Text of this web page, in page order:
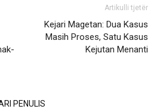
Artikulli tjetër
Kejari Magetan: Dua Kasus
Masih Proses, Satu Kasus
Kejutan Menanti
PENULIS